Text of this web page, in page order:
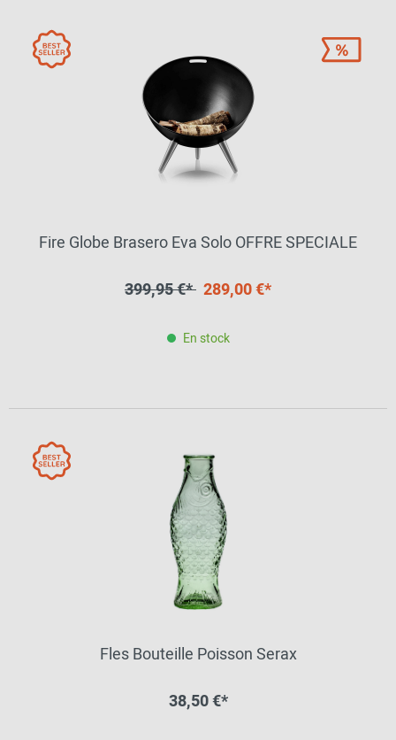
Fire Globe Brasero Eva Solo OFFRE SPECIALE
399,95 €* 289,00 €*
En stock
Fles Bouteille Poisson Serax
38,50 €*